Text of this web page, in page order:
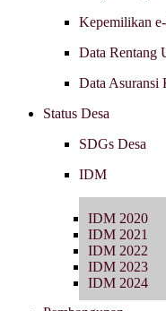
Kepemilikan
Data Rentang
Data Asuransi
Status Desa
SDGs Desa
IDM
IDM 2020
IDM 2021
IDM 2022
IDM 2023
IDM 2024